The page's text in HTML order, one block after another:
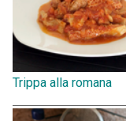
Trippa alla romana